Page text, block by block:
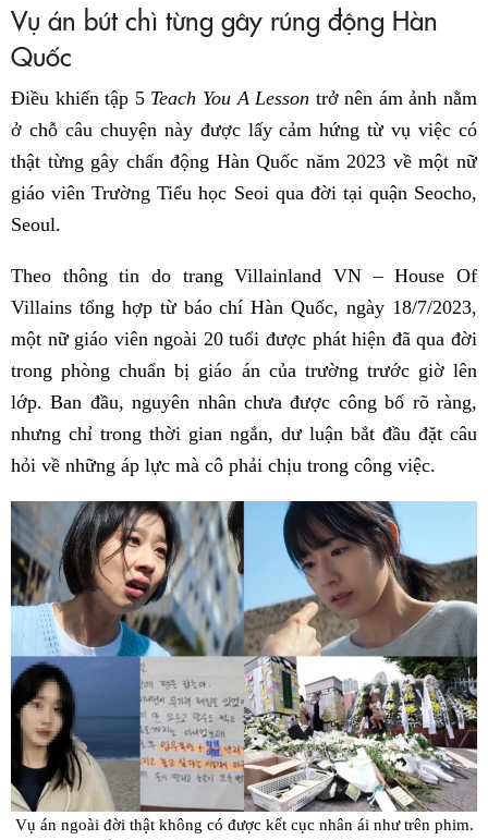
Vụ án bút chì từng gây rúng động Hàn
Quốc
Điều khiến tập 5 Teach You A Lesson trở nên ám ảnh nằm
ở chỗ câu chuyện này được lấy cảm hứng từ vụ việc có
thật từng gây chấn động Hàn Quốc năm 2023 về một nữ
giáo viên Trường Tiểu học Seoi qua đời tại quận Seocho,
Seoul.
Theo thông tin do trang Villainland VN – House Of
Villains tổng hợp từ báo chí Hàn Quốc, ngày 18/7/2023,
một nữ giáo viên ngoài 20 tuổi được phát hiện đã qua đời
trong phòng chuẩn bị giáo án của trường trước giờ lên
lớp. Ban đầu, nguyên nhân chưa được công bố rõ ràng,
nhưng chỉ trong thời gian ngắn, dư luận bắt đầu đặt câu
hỏi về những áp lực mà cô phải chịu trong công việc.
Vụ án ngoài đời thật không có được kết cục nhân ái như trên phim.